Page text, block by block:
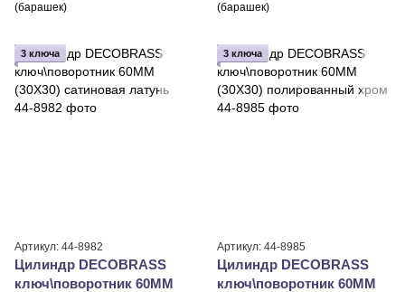
(барашек)
(барашек)
3 ключа
Артикул: 44-8982
Цилиндр DECOBRASS
ключ\поворотник 60MM
3 ключа
Артикул: 44-8985
Цилиндр DECOBRASS
ключ\поворотник 60MM